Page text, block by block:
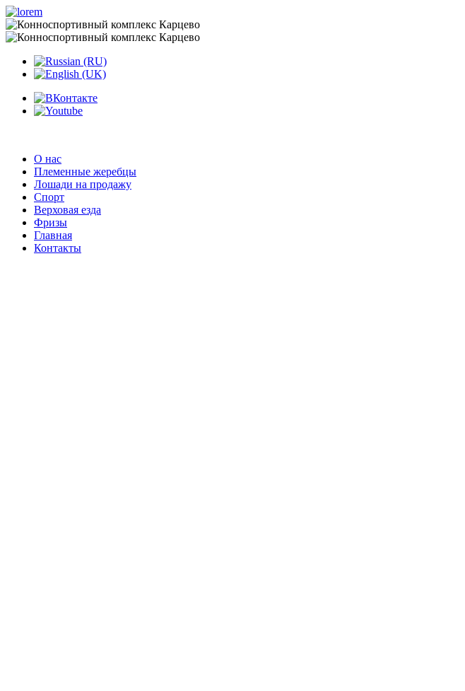
О нас
Племенные жеребцы
Лошади на продажу
Спорт
Верховая езда
Фризы
Главная
Контакты